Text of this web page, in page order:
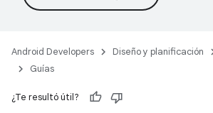
Android Developers Diseño y planificación
Guías
¿Te resultó útil?